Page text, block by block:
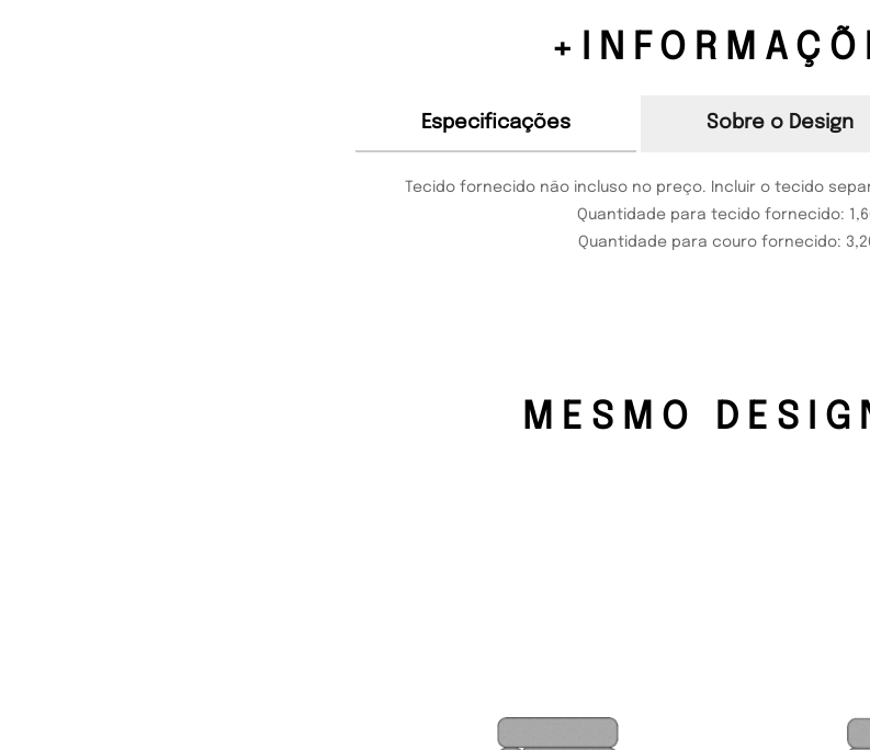
Especificações Sobre o Design
Tecido fornecido não incluso no preço. Incluir o tecido
Quantidade para tecido fornecido:
Quantidade para couro fornecido:
MESMO